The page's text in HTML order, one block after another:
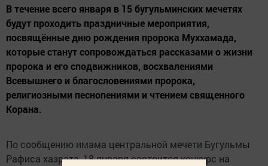
В течение всего января в 15 бугульминских мечетях
будут проходить праздничные мероприятия,
посвящённые дню рождения пророка Муххамада,
которые станут сопровождаться рассказами о жизни
пророка и его сподвижников, восхвалениями
Всевышнего и благословениями пророка,
религиозными песнопениями и чтением священного
Корана.
По сообщению имама центральной мечети Бугульмы
Рафиса хазрата, 18 января состоится конкурс на